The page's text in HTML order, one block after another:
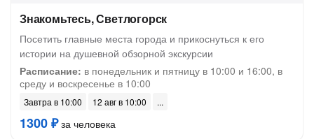
Знакомьтесь, Светлогорск
Посетить главные места города и прикоснуться к его
истории на душевной обзорной экскурсии
Расписание: в понедельник и пятницу в 10:00 и 16:00, в
среду и воскресенье в 10:00
Завтра в 10:00 12 авг в 10:00
1300 ₽за человека